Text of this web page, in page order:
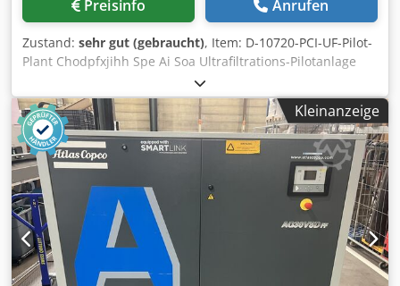
gepackt um eine einfach Entladung zu ermöglichen. Die
Bestelleingang erfolgen. Bei Aufstellung im Freien
reduzieren sich die Tragkräfte um die Wind- und
Schneelast. Der Untergrund muss aus Beton, eben und
dübelfähig sein sowie die wirkenden Lasten aufnehmen
können. Bodenbeschaffenheit und Tragfähigkeit sowie die
eventuell erforderlichen behördlichen Genehmigungen
sind durch den Kunden zu prüfen und zu gewährleisten.
Die Regalständer sind bauseits im Boden zu verankern,
eine Verankerung an der Wand ist nicht notwendig und
nicht empfohlen. Laut Berufsgenossenschaft wird
empfohlen, dass die Regalständer auf der obersten
Lagerebene mindestens 500 mm Überstand zur
Ständeroberkante vorweisen.
Preisinfo Anrufen
Zustand: sehr gut (gebraucht), Item: D-10720-PCI-UF-Pilot-
Plant Chodpfxjihh Spe Ai Soa Ultrafiltrations-Pilotanlage
APV Typ PCI-UF 50-100 einschließlich Pumpen,
Wärmetauscher, Vorrichtungen, Rohre und anderes
Zubehör. Laboranlage
Kleinanzeige